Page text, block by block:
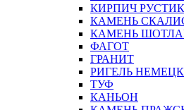
КИРПИЧ
КАМЕНЬ
КАМЕНЬ
ФАГОТ
ГРАНИТ
РИГЕЛЬ
ТУФ
КАНЬОН